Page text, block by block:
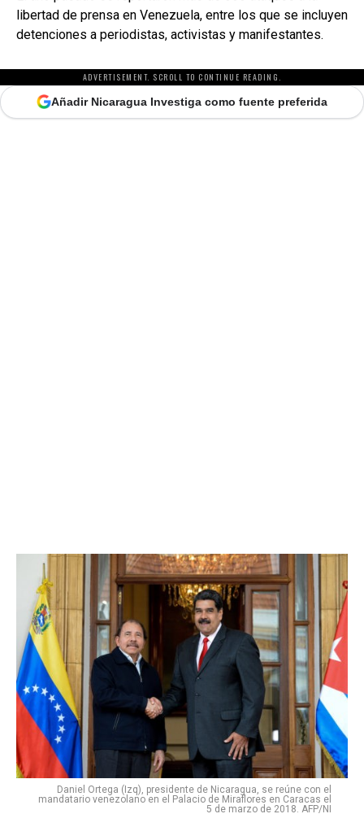
libertad de prensa en Venezuela, entre los que se incluyen
detenciones a periodistas, activistas y manifestantes.
ADVERTISEMENT. SCROLL TO CONTINUE READING.
Añadir Nicaragua Investiga como fuente preferida
Daniel Ortega (Izq), presidente de Nicaragua, se reúne con el
mandatario venezolano en el Palacio de Miraflores en Caracas el
5 de marzo de 2018. AFP/NI